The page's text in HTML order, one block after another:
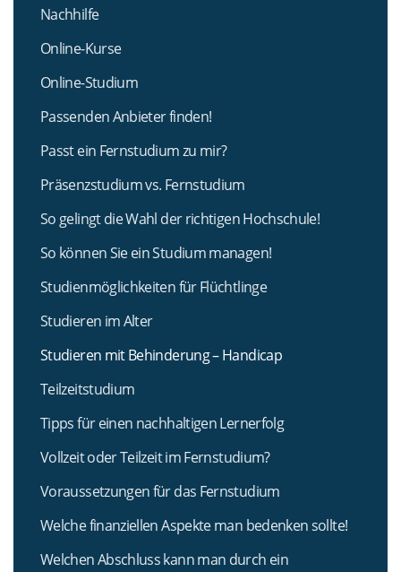
Nachhilfe
Online-Kurse
Online-Studium
Passenden Anbieter finden!
Passt ein Fernstudium zu mir?
Präsenzstudium vs. Fernstudium
So gelingt die Wahl der richtigen Hochschule!
So können Sie ein Studium managen!
Studienmöglichkeiten für Flüchtlinge
Studieren im Alter
Studieren mit Behinderung – Handicap
Teilzeitstudium
Tipps für einen nachhaltigen Lernerfolg
Vollzeit oder Teilzeit im Fernstudium?
Voraussetzungen für das Fernstudium
Welche finanziellen Aspekte man bedenken sollte!
Welchen Abschluss kann man durch ein